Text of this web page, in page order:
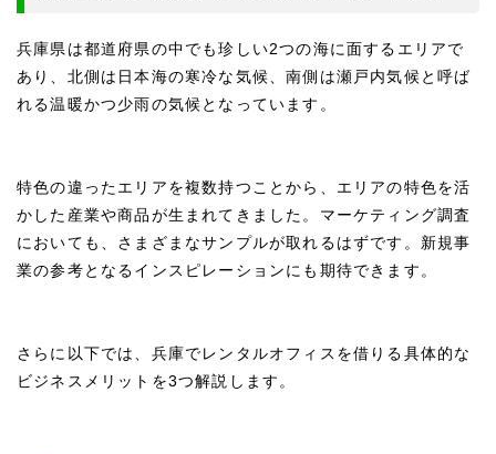
兵庫県は都道府県の中でも珍しい2つの海に面するエリアで
あり、北側は日本海の寒冷な気候、南側は瀬戸内気候と呼ば
れる温暖かつ少雨の気候となっています。
特色の違ったエリアを複数持つことから、エリアの特色を活
かした産業や商品が生まれてきました。マーケティング調査
においても、さまざまなサンプルが取れるはずです。新規事
業の参考となるインスピレーションにも期待できます。
さらに以下では、兵庫でレンタルオフィスを借りる具体的な
ビジネスメリットを3つ解説します。